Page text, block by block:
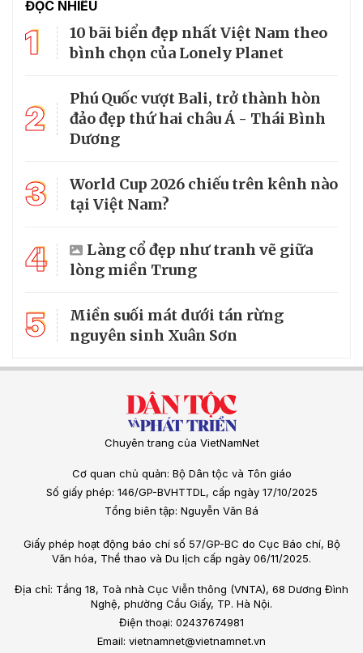
ĐỌC NHIỀU
1
10 bãi biển đẹp nhất Việt Nam theo
bình chọn của Lonely Planet
2
Phú Quốc vượt Bali, trở thành hòn
đảo đẹp thứ hai châu Á - Thái Bình
Dương
3
World Cup 2026 chiếu trên kênh nào
tại Việt Nam?
4
Làng cổ đẹp như tranh vẽ giữa
lòng miền Trung
5
Miền suối mát dưới tán rừng
nguyên sinh Xuân Sơn
Chuyên trang của VietNamNet
Cơ quan chủ quản: Bộ Dân tộc và Tôn giáo
Số giấy phép: 146/GP-BVHTTDL, cấp ngày 17/10/2025
Tổng biên tập: Nguyễn Văn Bá
Giấy phép hoạt động báo chí số 57/GP-BC do Cục Báo chí, Bộ
Văn hóa, Thể thao và Du lịch cấp ngày 06/11/2025.
Địa chỉ: Tầng 18, Toà nhà Cục Viễn thông (VNTA), 68 Dương Đình
Nghệ, phường Cầu Giấy, TP. Hà Nội.
Điện thoại: 02437674981
Email: vietnamnet@vietnamnet.vn